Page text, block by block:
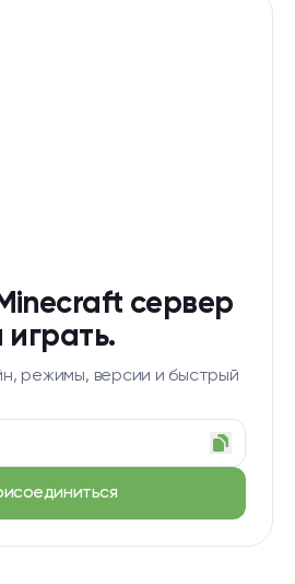
сервер
режимы, версии и быстрый